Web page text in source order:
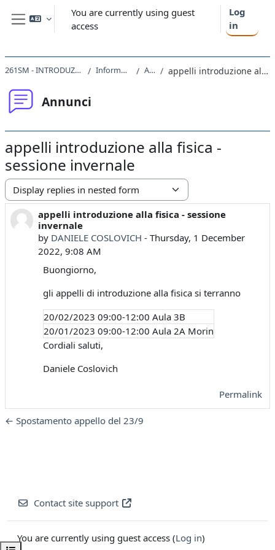
Skip to main content
Side panel
You are currently using guest
access
Log
in
261SM - INTRODUZIONE ALLA FISICA 2021 Informazioni generali Annunci appelli introduzione alla fisica - sessione invernale
Annunci
appelli introduzione alla fisica -
sessione invernale
Display mode
appelli introduzione alla fisica - sessione
invernale
by DANIELE COSLOVICH -Thursday, 1 December
2022, 9:08 AM
Number of replies: 0
Buongiorno,
gli appelli di introduzione alla fisica si terranno
20/02/2023 09:00-12:00 Aula 3B
20/01/2023 09:00-12:00 Aula 2A Morin
Cordiali saluti,
Daniele Coslovich
Permalink
← Spostamento appello del 23/9
Contact site support
You are currently using guest access (Log in)